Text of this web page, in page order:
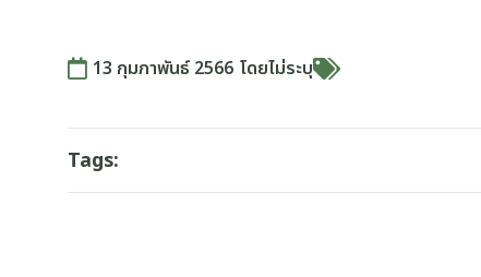
13 กุมภาพันธ์ 2566 โดยไม่ระบุ
Tags: